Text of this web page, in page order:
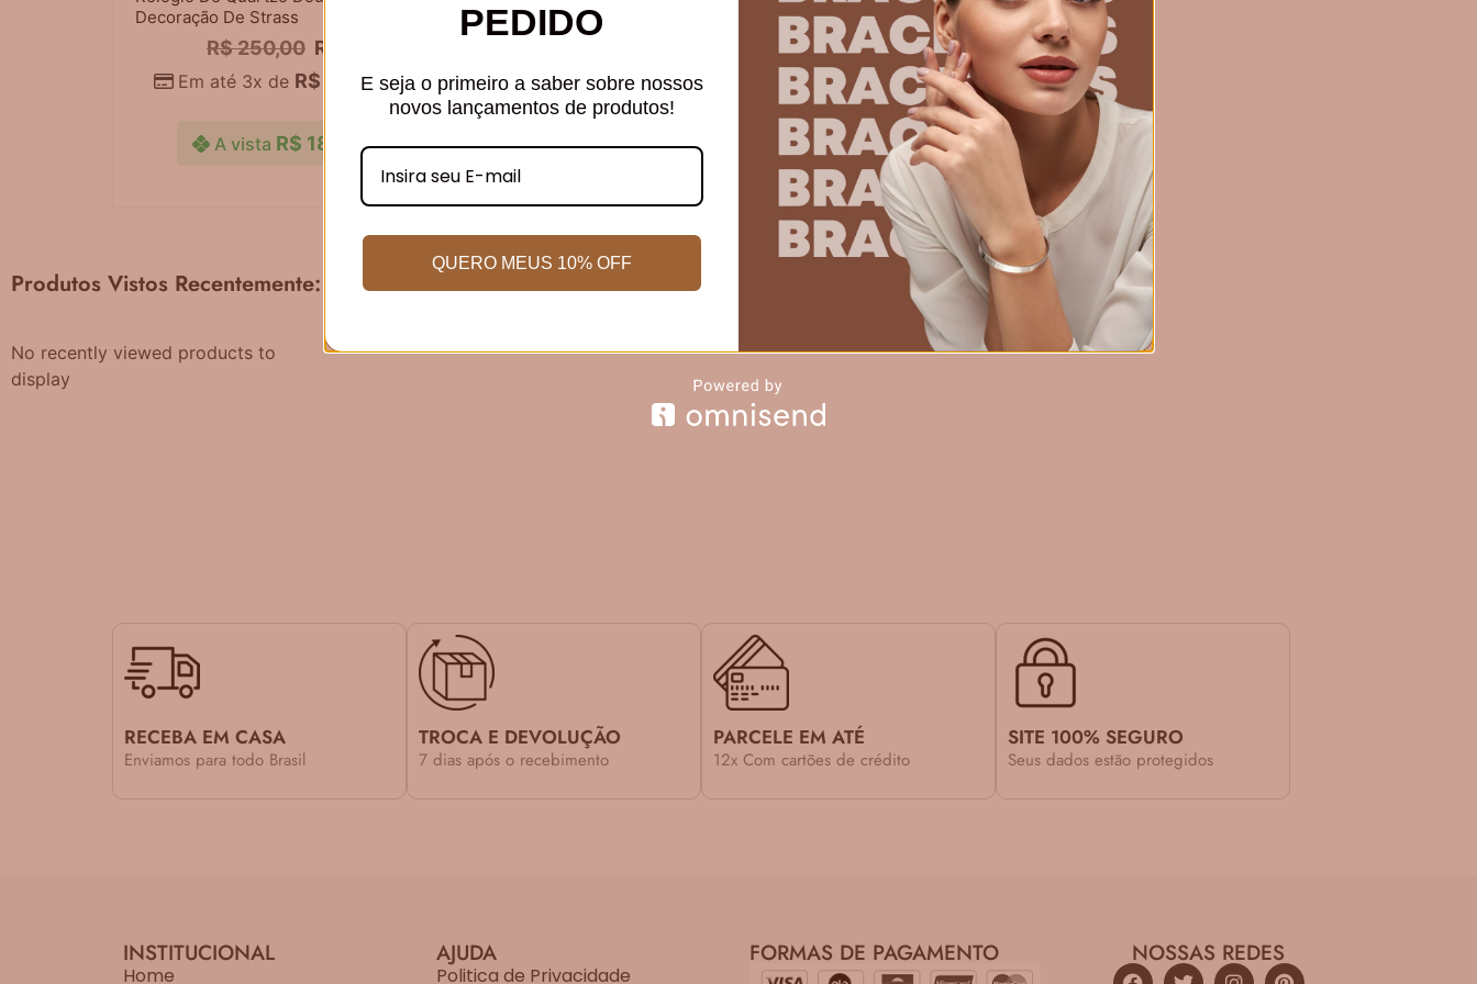
Decoração De Strass
R$250,00 R$
Em até 3x de R$ 66,67sem juros
A vista R$ 180,00 no Pix
Quadrado
220,00
Em até 3x de 73,33 sem juros
A vista 198,00 no Pix
Produtos Vistos Recentemente:
No recently viewed products to
display
RECEBA EM CASA
Enviamos para todo Brasil
TROCA E DEVOLUÇÃO
7 dias após o recebimento
PARCELE EM ATÉ
12x Com cartões de crédito
SITE 100% SEGURO
Seus dados estão protegidos
INSTITUCIONAL
Home
AJUDA
Politica de Privacidade
FORMAS DE PAGAMENTO NOSSAS REDES
PEDIDO
E seja o primeiro a saber sobre nossos
novos lançamentos de produtos!
QUERO MEUS 10% OFF